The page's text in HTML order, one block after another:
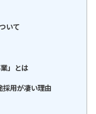
いて
」とは
採用が凄い理由